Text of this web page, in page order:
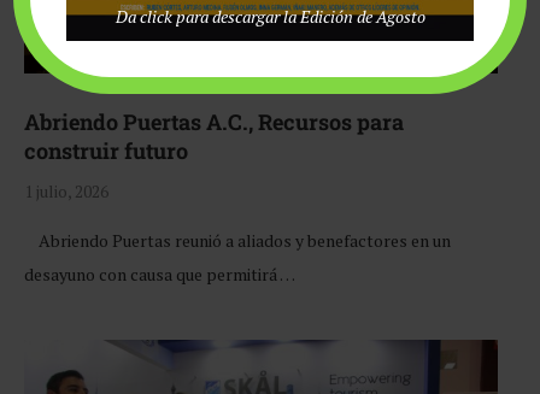
Abriendo Puertas A.C., Recursos para
construir futuro
1 julio, 2026
Abriendo Puertas reunió a aliados y benefactores en un
desayuno con causa que permitirá …
Da click para descargar la Edición de Agosto